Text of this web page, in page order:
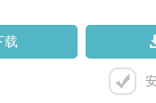
载